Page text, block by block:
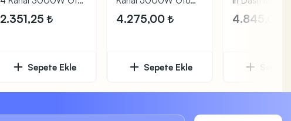
Anfi
2.351,25
Sepete Ekle
Anfi
4.275,00
Sepete Ekle
Oynatıcı
4.845,00